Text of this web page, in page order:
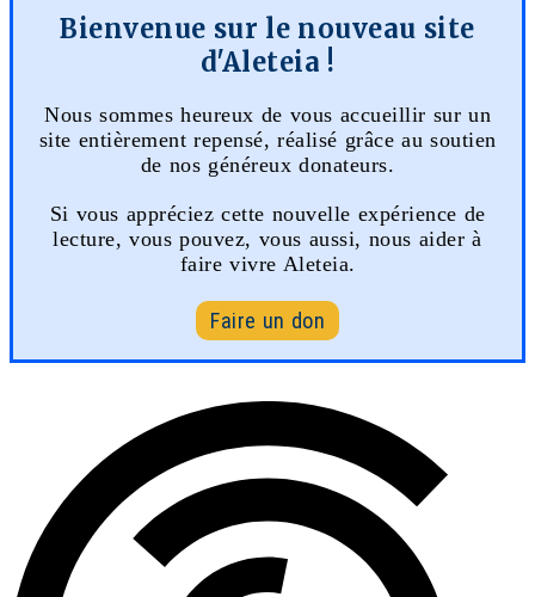
Bienvenue sur le nouveau site
d'Aleteia !
Nous sommes heureux de vous accueillir sur un
site entièrement repensé, réalisé grâce au soutien
de nos généreux donateurs.
Si vous appréciez cette nouvelle expérience de
lecture, vous pouvez, vous aussi, nous aider à
faire vivre Aleteia.
Faire un don